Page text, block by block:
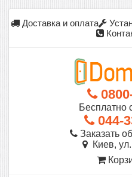
Доставка и оплата
Бесплатно
044-
Заказать
Киев,